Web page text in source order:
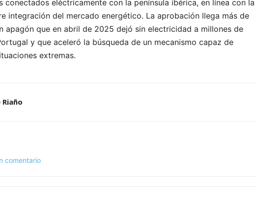
conectados eléctricamente con la península ibérica, en línea con la
integración del mercado energético. La aprobación llega más de
apagón que en abril de 2025 dejó sin electricidad a millones de
y que aceleró la búsqueda de un mecanismo capaz de
extremas.
Riaño
comentario